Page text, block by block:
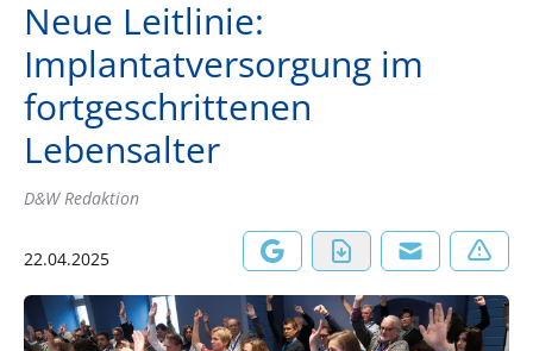
Neue Leitlinie:
Implantatversorgung im
fortgeschrittenen
Lebensalter
D&W Redaktion
22.04.2025